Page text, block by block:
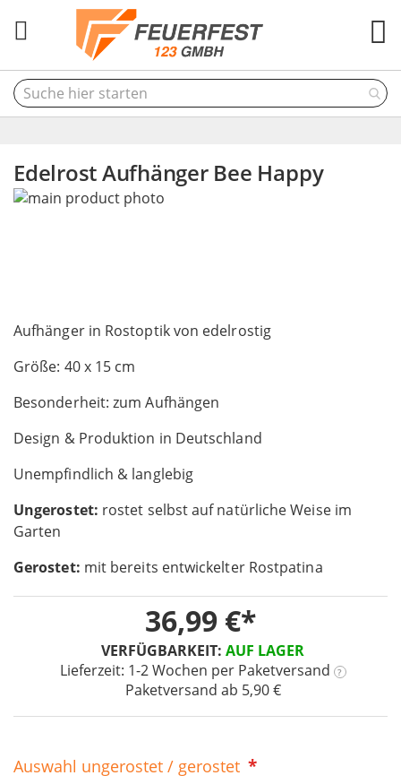
Edelrost Aufhänger Bee Happy
Aufhänger in Rostoptik von edelrostig
Größe: 40 x 15 cm
Besonderheit: zum Aufhängen
Design & Produktion in Deutschland
Unempfindlich & langlebig
Ungerostet: rostet selbst auf natürliche Weise im
Garten
Gerostet: mit bereits entwickelter Rostpatina
VERFÜGBARKEIT: AUF LAGER
Lieferzeit: 1-2 Wochen per Paketversand ?
Paketversand ab 5,90 €
36,99 €
Auswahl ungerostet / gerostet
Skip
gallery
to
beginning
the
images
gallery